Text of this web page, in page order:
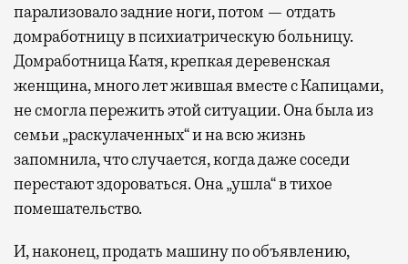
парализовало задние ноги, потом — отдать
домработницу в психиатрическую больницу.
Домработница Катя, крепкая деревенская
женщина, много лет жившая вместе с Капицами,
не смогла пережить этой ситуации. Она была из
семьи „раскулаченных“ и на всю жизнь
запомнила, что случается, когда даже соседи
перестают здороваться. Она „ушла“ в тихое
помешательство.
И, наконец, продать машину по объявлению,